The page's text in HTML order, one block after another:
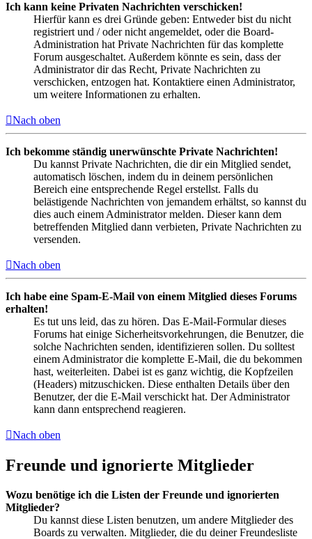
Ich kann keine Privaten Nachrichten verschicken!
Hierfür kann es drei Gründe geben: Entweder bist du nicht
registriert und / oder nicht angemeldet, oder die Board-
Administration hat Private Nachrichten für das komplette
Forum ausgeschaltet. Außerdem könnte es sein, dass der
Administrator dir das Recht, Private Nachrichten zu
verschicken, entzogen hat. Kontaktiere einen Administrator,
um weitere Informationen zu erhalten.
Nach oben
Ich bekomme ständig unerwünschte Private Nachrichten!
Du kannst Private Nachrichten, die dir ein Mitglied sendet,
automatisch löschen, indem du in deinem persönlichen
Bereich eine entsprechende Regel erstellst. Falls du
belästigende Nachrichten von jemandem erhältst, so kannst du
dies auch einem Administrator melden. Dieser kann dem
betreffenden Mitglied dann verbieten, Private Nachrichten zu
versenden.
Nach oben
Ich habe eine Spam-E-Mail von einem Mitglied dieses Forums
erhalten!
Es tut uns leid, das zu hören. Das E-Mail-Formular dieses
Forums hat einige Sicherheitsvorkehrungen, die Benutzer, die
solche Nachrichten senden, identifizieren sollen. Du solltest
einem Administrator die komplette E-Mail, die du bekommen
hast, weiterleiten. Dabei ist es ganz wichtig, die Kopfzeilen
(Headers) mitzuschicken. Diese enthalten Details über den
Benutzer, der die E-Mail verschickt hat. Der Administrator
kann dann entsprechend reagieren.
Nach oben
Freunde und ignorierte Mitglieder
Wozu benötige ich die Listen der Freunde und ignorierten
Mitglieder?
Du kannst diese Listen benutzen, um andere Mitglieder des
Boards zu verwalten. Mitglieder, die du deiner Freundesliste